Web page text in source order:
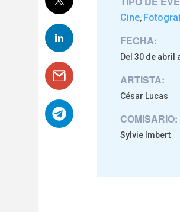
Cine,
FECHA:
Del 30 de abril
ARTISTA:
César Lucas
COMISARIO:
Sylvie lmbert